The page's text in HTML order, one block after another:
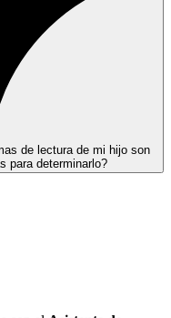
de lectura de mi hijo son
para determinarlo?